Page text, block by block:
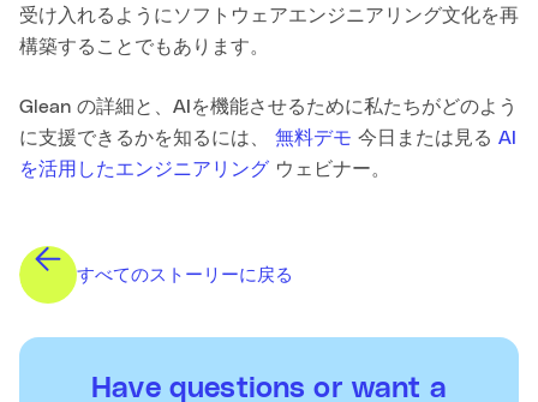
受け入れるようにソフトウェアエンジニアリング文化を再
構築することでもあります。
Glean の詳細と、AIを機能させるために私たちがどのよう
に支援できるかを知るには、 無料デモ 今日または見る AI
を活用したエンジニアリング ウェビナー。
すべてのストーリーに戻る
Have questions or want a